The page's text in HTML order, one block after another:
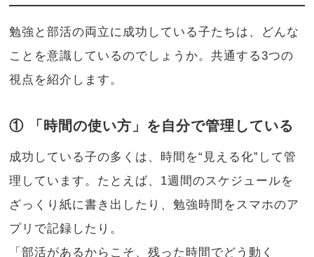
勉強と部活の両立に成功している子たちは、どんな
ことを意識しているのでしょうか。共通する3つの
視点を紹介します。
① 「時間の使い方」を自分で管理している
成功している子の多くは、時間を“見える化”して管
理しています。たとえば、1週間のスケジュールを
ざっくり紙に書き出したり、勉強時間をスマホのア
プリで記録したり。
「部活があるからこそ、残った時間でどう動く